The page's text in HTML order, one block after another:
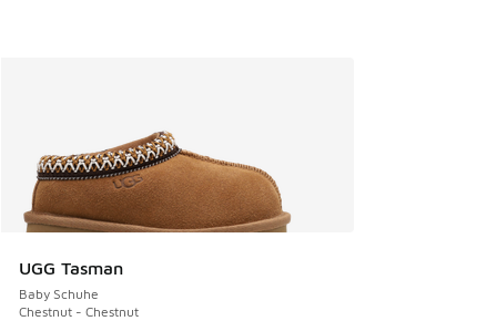
UGG Tasman
Baby Schuhe
Chestnut - Chestnut